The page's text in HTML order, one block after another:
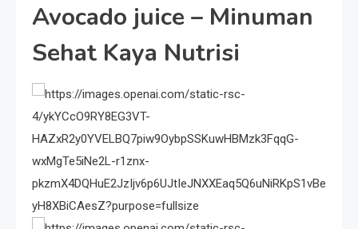
Avocado juice – Minuman
Sehat Kaya Nutrisi